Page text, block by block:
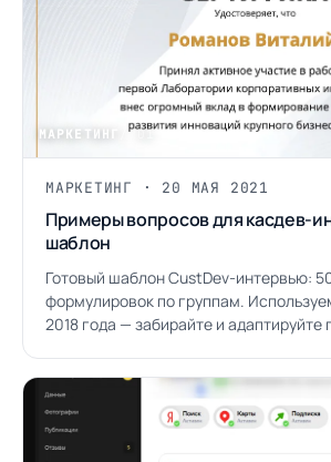
МАРКЕТИНГ / 01
МАРКЕТИНГ · 20 МАЯ 2021
Примеры вопросов для касдев-
шаблон
Готовый шаблон CustDev-интервью:
формулировок по группам.
2018 года — забирайте и адаптируйте